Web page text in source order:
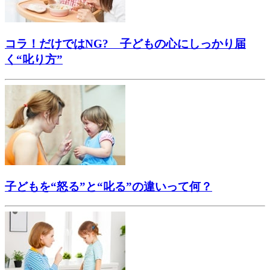
コラ！だけではNG? 子どもの心にしっかり届
く“叱り方”
子どもを“怒る”と“叱る”の違いって何？